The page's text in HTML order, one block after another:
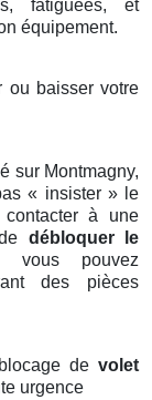
fatiguées, et
équipement.
ou baisser votre
sur Montmagny,
« insister » le
à une
débloquer le
vous pouvez
des pièces
de volet
urgence